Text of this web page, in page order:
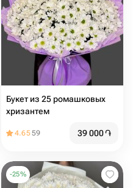
Букет из 25 ромашковых
хризантем
4.6559 39 000֏
-25%